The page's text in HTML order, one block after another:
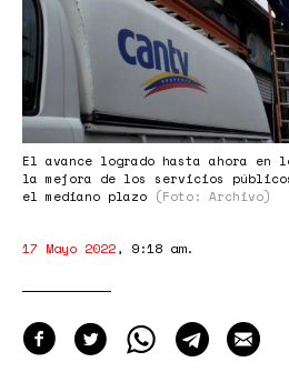
El avance logrado hasta ahora en
la mejora de los servicios
el mediano plazo (Foto: Archivo)
17 Mayo 2022, 9:18 am.